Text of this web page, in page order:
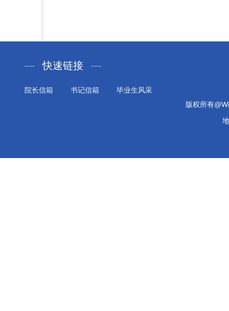
快速链接
院长信箱 书记信箱
毕业生风采
版权所有